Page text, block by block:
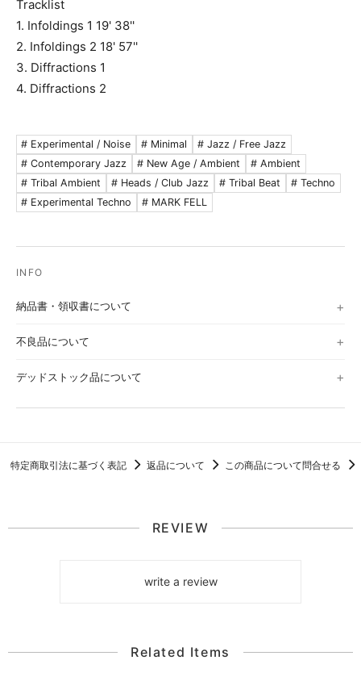
Tracklist
1. Infoldings 1 19' 38''
2. Infoldings 2 18' 57''
3. Diffractions 1
4. Diffractions 2
# Experimental / Noise # Minimal
# Jazz / Free Jazz
# Contemporary Jazz
# New Age / Ambient
# Ambient
# Tribal Ambient
# Heads / Club Jazz # Tribal Beat
# Techno
# Experimental Techno
# MARK FELL
納品書・領収書について
不良品について
デッドストック品について
特定商取引法に基づく表記 返品について この商品について問合せる
REVIEW
write a review
Related Items